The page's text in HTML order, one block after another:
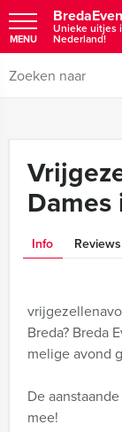
Unieke uitjes
Nederland!
MENU
Info Reviews
Breda? Breda
melige avond
De
mee!